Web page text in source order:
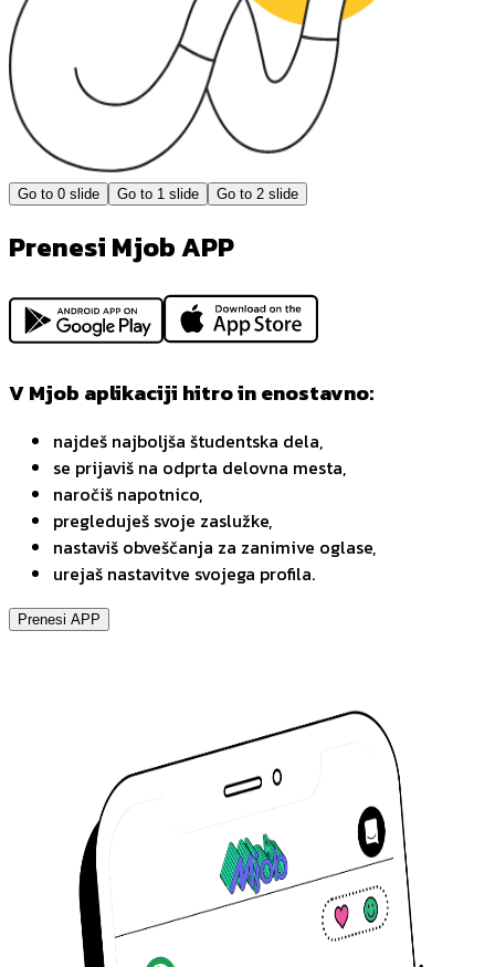
Go to 0 slide Go to 1 slide Go to 2 slide
Prenesi Mjob APP
V Mjob aplikaciji hitro in enostavno:
najdeš najboljša študentska dela,
se prijaviš na odprta delovna mesta,
naročiš napotnico,
pregleduješ svoje zaslužke,
nastaviš obveščanja za zanimive oglase,
urejaš nastavitve svojega profila.
Prenesi APP